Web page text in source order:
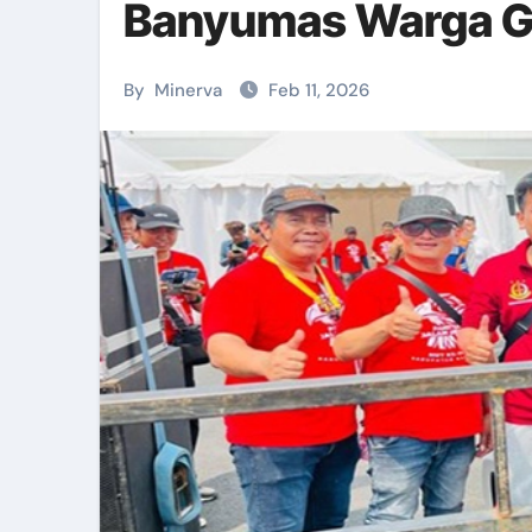
Banyumas Warga
By Minerva Feb 11, 2026